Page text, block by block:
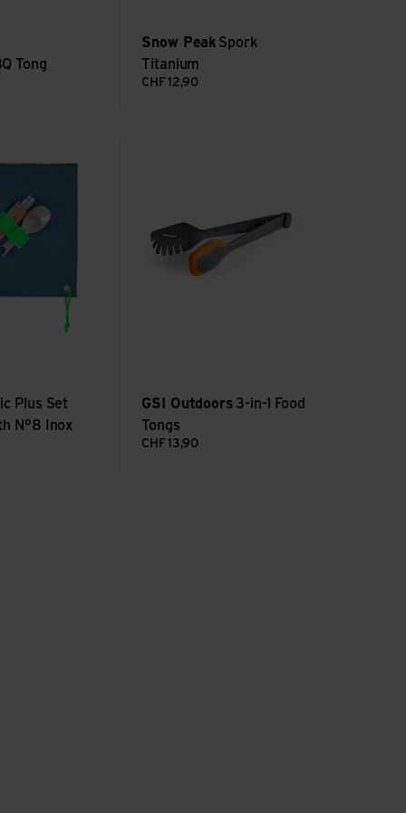
Tong
Snow Peak Spork
Titanium
CHF 12,90
Plus Set
N°8 Inox
GSI Outdoors 3-in-1 Food
Tongs
CHF13,90